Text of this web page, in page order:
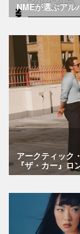
NMEが選ぶアル
アークティック
『ザ・カー』ロ